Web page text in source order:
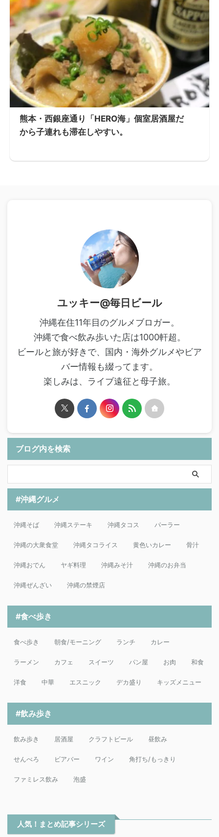
熊本・西銀座通り「HERO海」個室居酒屋だ
から子連れも滞在しやすい。
ユッキー@毎日ビール
沖縄在住11年目のグルメブロガー。
沖縄で食べ飲み歩いた店は1000軒超。
ビールと旅が好きで、国内・海外グルメやビア
バー情報も綴ってます。
楽しみは、ライブ遠征と母子旅。
ブログ内を検索
#沖縄グルメ
沖縄そば 沖縄ステーキ 沖縄タコス パーラー
沖縄の大衆食堂 沖縄タコライス 黄色いカレー 骨汁
沖縄おでん ヤギ料理 沖縄みそ汁 沖縄のお弁当
沖縄ぜんざい 沖縄の禁煙店
#食べ歩き
食べ歩き 朝食/モーニング ランチ カレー
ラーメン カフェ スイーツ パン屋 お肉 和食
洋食 中華 エスニック デカ盛り キッズメニュー
#飲み歩き
飲み歩き 居酒屋 クラフトビール 昼飲み
せんべろ ビアバー ワイン 角打ち/もっきり
ファミレス飲み 泡盛
人気！まとめ記事シリーズ